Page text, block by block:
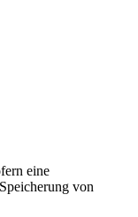
eine
von